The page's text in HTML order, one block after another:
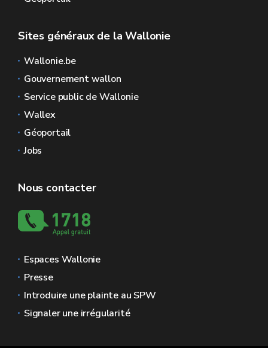
Sites généraux de la Wallonie
Wallonie.be
Gouvernement wallon
Service public de Wallonie
Wallex
Géoportail
Jobs
Nous contacter
Espaces Wallonie
Presse
Introduire une plainte au SPW
Signaler une irrégularité